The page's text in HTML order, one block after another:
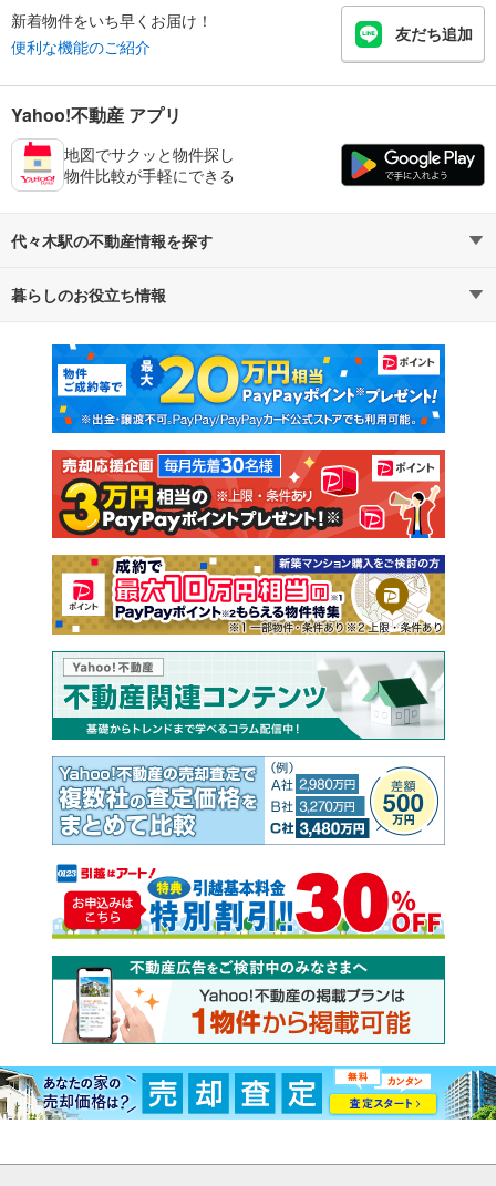
新着物件をいち早くお届け！
便利な機能のご紹介
友だち追加
Yahoo!不動産 アプリ
地図でサクッと物件探し
物件比較が手軽にできる
代々木駅の不動産情報を探す
不動産・住宅
新築マンション 中古マンション
新築一戸建て 中古一戸建て
注文住宅 土地
売却査定
暮らしのお役立ち情報
マンションカタログ 教えて！住まいの先生